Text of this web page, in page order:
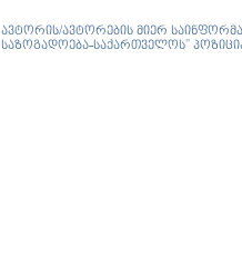
ავტორის/ავტორების მიერ
საზოგადოება-საქართველოს”